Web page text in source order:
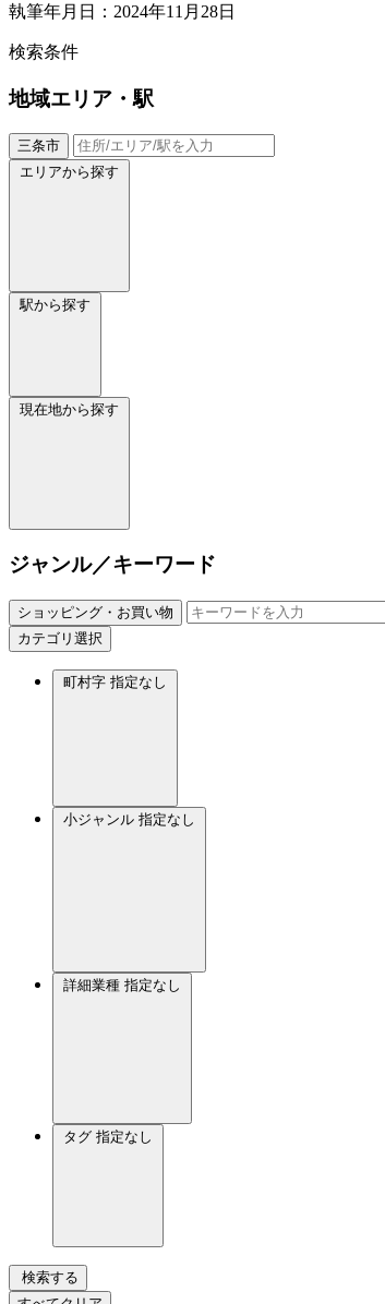
執筆年月日：2024年11月28日
検索条件
地域エリア・駅
三条市
エリアから探す
駅から探す
現在地から探す
ジャンル／キーワード
ショッピング・お買い物
カテゴリ選択
町村字 指定なし
小ジャンル 指定なし
詳細業種 指定なし
タグ 指定なし
検索する